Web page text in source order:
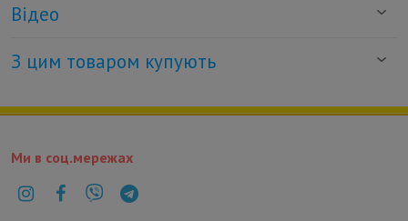
Відео
З цим товаром купують
Ми в соц.мережах